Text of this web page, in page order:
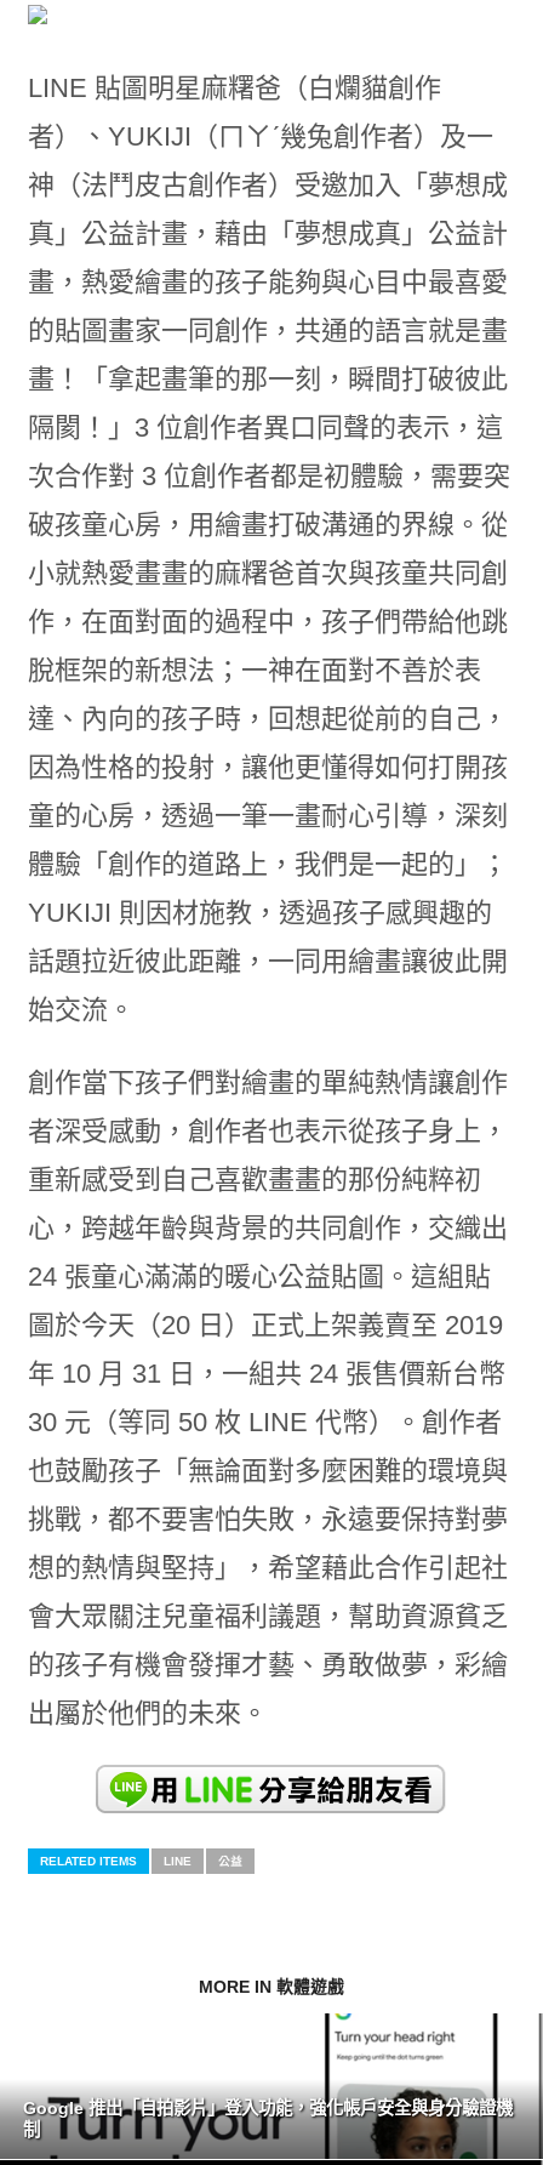
LINE 貼圖明星麻糬爸（白爛貓創作
者）、YUKIJI（ㄇㄚˊ幾兔創作者）及一
神（法鬥皮古創作者）受邀加入「夢想成
真」公益計畫，藉由「夢想成真」公益計
畫，熱愛繪畫的孩⼦能夠與心⽬中最喜愛
的貼圖畫家一同創作，共通的語言就是畫
畫！「拿起畫筆的那一刻，瞬間打破彼此
隔閡！」3 位創作者異口同聲的表示，這
次合作對 3 位創作者都是初體驗，需要突
破孩童心房，用繪畫打破溝通的界線。從
小就熱愛畫畫的麻糬爸首次與孩童共同創
作，在面對面的過程中，孩子們帶給他跳
脫框架的新想法；一神在面對不善於表
達、內向的孩子時，回想起從前的自己，
因為性格的投射，讓他更懂得如何打開孩
童的心房，透過一筆一畫耐心引導，深刻
體驗「創作的道路上，我們是一起的」；
YUKIJI 則因材施教，透過孩子感興趣的
話題拉近彼此距離，一同用繪畫讓彼此開
始交流。
創作當下孩子們對繪畫的單純熱情讓創作
者深受感動，創作者也表示從孩子身上，
重新感受到自己喜歡畫畫的那份純粹初
心，跨越年齡與背景的共同創作，交織出
24 張童心滿滿的暖心公益貼圖。這組貼
圖於今天（20 日）正式上架義賣至 2019
年 10 月 31 日，一組共 24 張售價新台幣
30 元（等同 50 枚 LINE 代幣）。創作者
也鼓勵孩子「無論面對多麼困難的環境與
挑戰，都不要害怕失敗，永遠要保持對夢
想的熱情與堅持」，希望藉此合作引起社
會大眾關注兒童福利議題，幫助資源貧乏
的孩子有機會發揮才藝、勇敢做夢，彩繪
出屬於他們的未來。
RELATED ITEMS LINE 公益
MORE IN 軟體遊戲
Google 推出「自拍影片」登入功能，強化帳戶安全與身分驗證機
制